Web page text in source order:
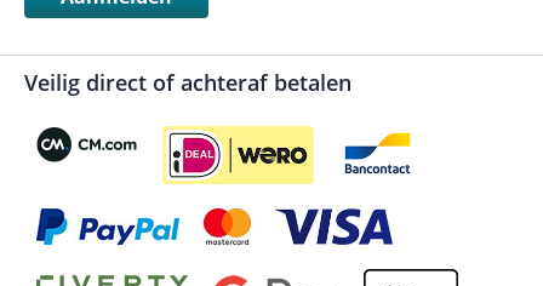
Veilig direct of achteraf betalen